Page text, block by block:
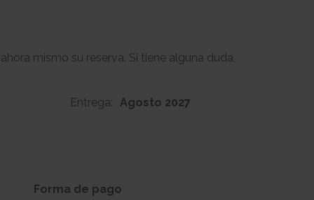
mismo su reserva. Si tiene alguna duda,
Entrega: Agosto 2027
160m2
Forma de pago